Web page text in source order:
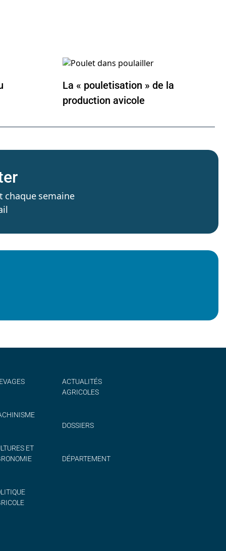
La « pouletisation » de la
production avicole
chaque semaine
ET
ACTUALITÉS
AGRICOLES
DOSSIERS
DÉPARTEMENT